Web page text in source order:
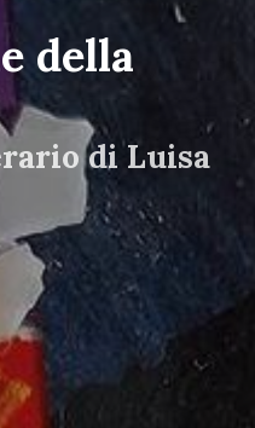
della
di Luisa